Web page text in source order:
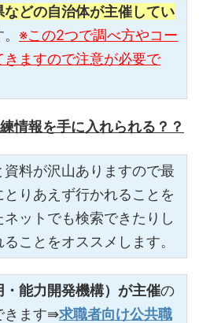
などの自治体が主催してい
※この2つで調べ方やコー
ますので注意が必要で
情報を手に入れられる？ ？
資料が沢山ありますので最
とりあえず行かれることを
ットでも検索できたりし
ことをオススメします。
能力開発機構）が主催の
きます⇛求職者向け公共職